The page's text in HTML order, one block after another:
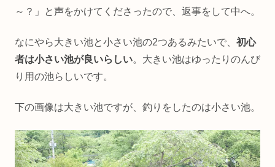
～？」と声をかけてくださったので、返事をして中へ。
なにやら大きい池と小さい池の2つあるみたいで、 初心
者は小さい池が良いらしい。大きい池はゆったりのんび
り用の池らしいです。
下の画像は大きい池ですが、釣りをしたのは小さい池。